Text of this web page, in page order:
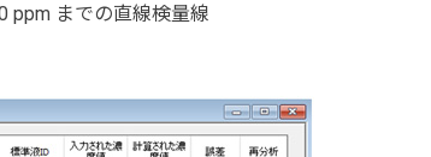
ppm までの直線検量線